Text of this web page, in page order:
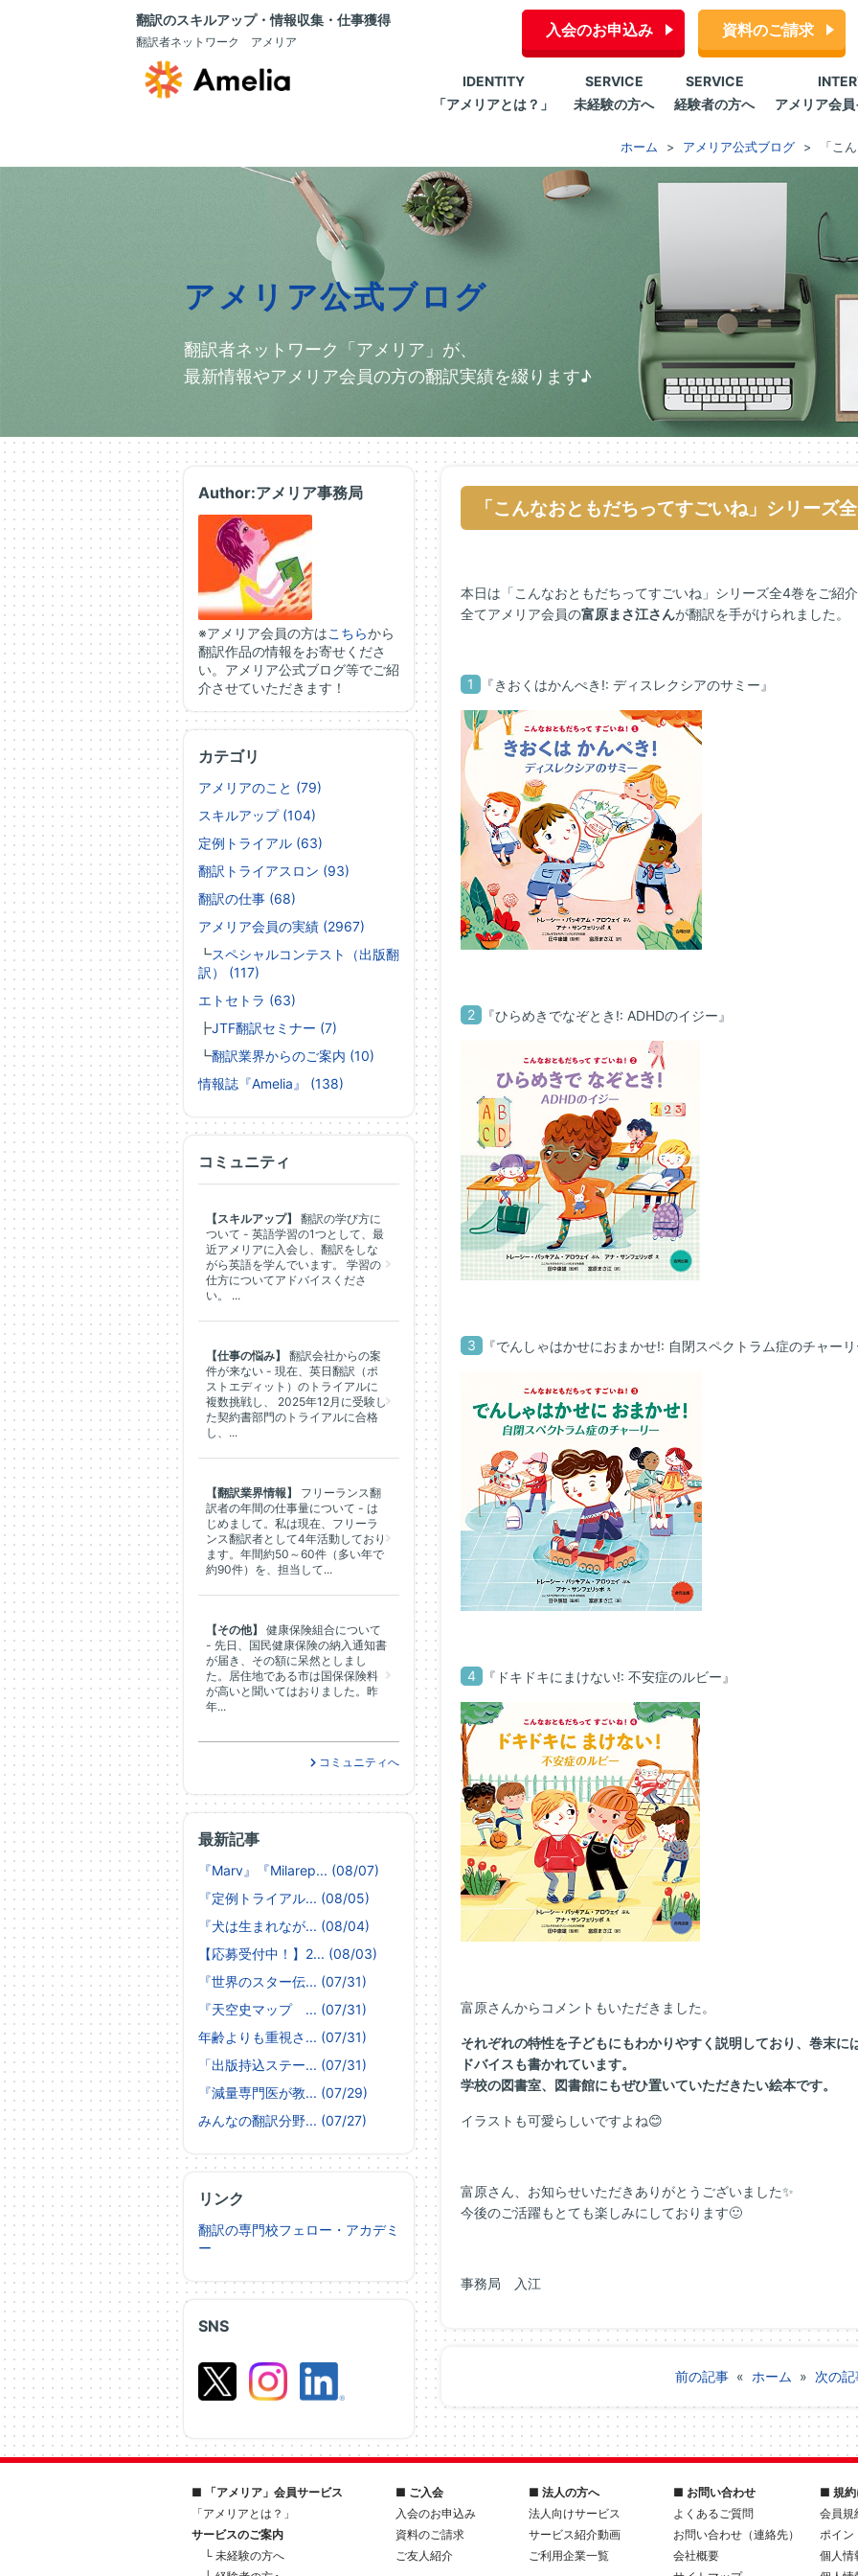
翻訳のスキルアップ・情報収集・仕事獲得
翻訳者ネットワーク アメリア
入会のお申込み 資料のご請求
IDENTITY
「アメリアとは？」
SERVICE
未経験の方へ
SERVICE
経験者の方へ
アメリア会
ホーム アメリア公式ブログ 「こ
アメリア公式ブログ
翻訳者ネットワーク「アメリア」が、
最新情報やアメリア会員の方の翻訳実績を綴ります♪
「こんなおともだちってすごいね」シリーズ
本日は「こんなおともだちってすごいね」シリーズ全4巻をご紹
全てアメリア会員の富原まさ江さんが翻訳を手がけられました。
1 『きおくはかんぺき!: ディスレクシアのサミー』
2 『ひらめきでなぞとき!: ADHDのイジー』
3 『でんしゃはかせにおまかせ!: 自閉スペクトラム症のチャー
4 『ドキドキにまけない!: 不安症のルビー』
富原さんからコメントもいただきました。
それぞれの特性を子どもにもわかりやすく説明しており、巻末に
ドバイスも書かれています。
学校の図書室、図書館にもぜひ置いていただきたい絵本です。
イラストも可愛らしいですよね😊
富原さん、お知らせいただきありがとうございました✨
今後のご活躍もとても楽しみにしております🙂
事務局 入江
前の記事 « ホーム » 次の
Author:アメリア事務局
※アメリア会員の方はこちらから
翻訳作品の情報をお寄せくださ
い。アメリア公式ブログ等でご紹
介させていただきます！
SNS
カテゴリ
アメリアのこと (79)
スキルアップ (104)
定例トライアル (63)
翻訳トライアスロン (93)
翻訳の仕事 (68)
アメリア会員の実績 (2967)
┗スペシャルコンテスト（出版翻
訳） (117)
エトセトラ (63)
┣JTF翻訳セミナー (7)
┗翻訳業界からのご案内 (10)
情報誌『Amelia』 (138)
最新記事
『Marv』『Milarep... (08/07)
『定例トライアル... (08/05)
『犬は生まれなが... (08/04)
【応募受付中！】2... (08/03)
『世界のスター伝... (07/31)
『天空史マップ ... (07/31)
年齢よりも重視さ... (07/31)
「出版持込ステー... (07/31)
『減量専門医が教... (07/29)
みんなの翻訳分野... (07/27)
リンク
翻訳の専門校フェロー・アカデミ
ー
コミュニティ
【スキルアップ】
翻訳の学び方に
ついて - 英語学習の1つとして、最
近アメリアに入会し、翻訳をしな
がら英語を学んでいます。 学習の
仕方についてアドバイスくださ
い。 ...
【仕事の悩み】
翻訳会社からの案
件が来ない - 現在、英日翻訳（ポ
ストエディット）のトライアルに
複数挑戦し、 2025年12月に受験し
た契約書部門のトライアルに合格
し、...
【翻訳業界情報】
フリーランス翻
訳者の年間の仕事量について - は
じめまして。私は現在、フリーラ
ンス翻訳者として4年活動しており
ます。年間約50～60件（多い年で
約90件）を、担当して...
【その他】
健康保険組合について
- 先日、国民健康保険の納入通知書
が届き、その額に呆然としまし
た。居住地である市は国保保険料
が高いと聞いてはおりました。昨
年...
コミュニティへ
■ 「アメリア」会員サービス
「アメリアとは？」
サービスのご案内
└ 未経験の方へ
■ ご入会
入会のお申込み
資料のご請求
ご友人紹介
■ 法人の方へ
法人向けサービス
サービス紹介動画
ご利用企業一覧
■ お問い合わせ
よくあるご質問
お問い合わせ（連絡先）
会社概要
■ 規約
会員規
ポイン
個人情